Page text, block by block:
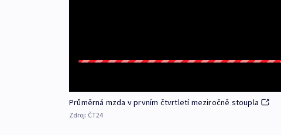
Průměrná mzda v prvním čtvrtletí meziročně stoupla
Zdroj: ČT24